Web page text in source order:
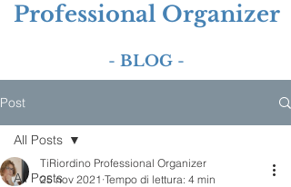
Professional Organizer
- BLOG -
Post
All Posts
All Posts
TiRiordino Professional Organizer
25 nov 2021 Tempo di lettura: 4 min